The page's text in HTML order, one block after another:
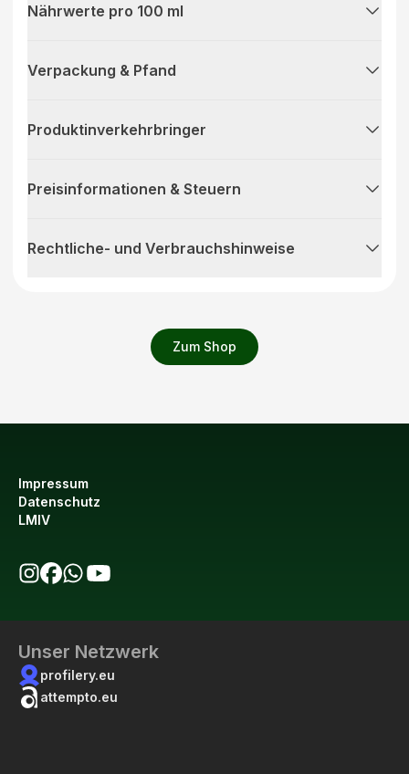
Zum Shop
Nährwerte pro 100 ml
Verpackung & Pfand
Produktinverkehrbringer
Preisinformationen & Steuern
Rechtliche- und Verbrauchshinweise
Impressum
Datenschutz
LMIV
Unser Netzwerk
profilery.eu
attempto.eu